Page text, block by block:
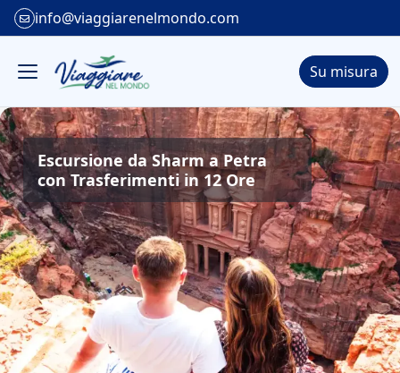
info@viaggiarenelmondo.com
Su misura
Escursione da Sharm a Petra
con Trasferimenti in 12 Ore